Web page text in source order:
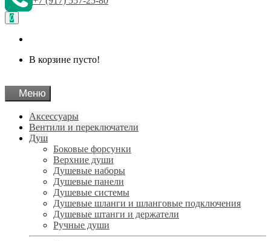
0
В корзине пусто!
Меню
Аксессуары
Вентили и переключатели
Душ
Боковые форсунки
Верхние души
Душевые наборы
Душевые панели
Душевые системы
Душевые шланги и шланговые подключения
Душевые штанги и держатели
Ручные души